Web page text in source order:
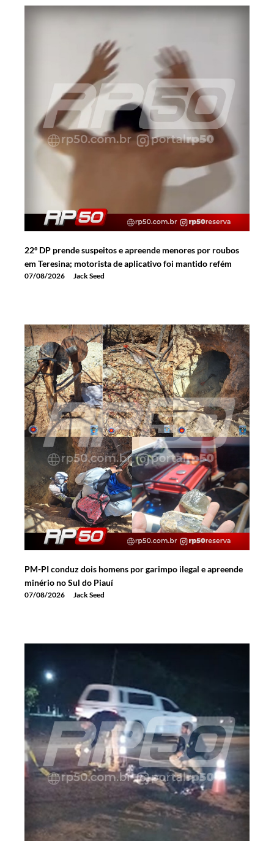
22º DP prende suspeitos e apreende menores por roubos
em Teresina; motorista de aplicativo foi mantido refém
07/08/2026 Jack Seed
PM-PI conduz dois homens por garimpo ilegal e apreende
minério no Sul do Piauí
07/08/2026 Jack Seed